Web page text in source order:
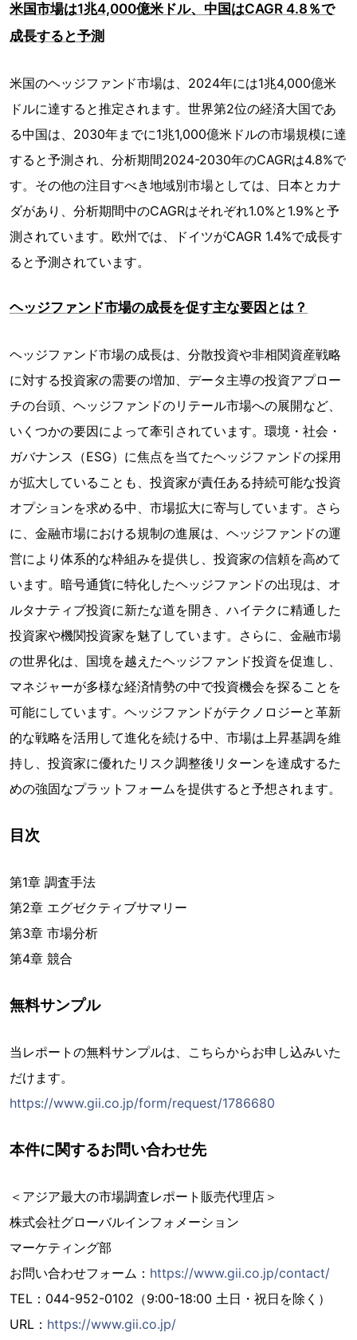
米国市場は1兆4,000億米ドル、中国はCAGR 4.8％で
成長すると予測
米国のヘッジファンド市場は、2024年には1兆4,000億米
ドルに達すると推定されます。世界第2位の経済大国であ
る中国は、2030年までに1兆1,000億米ドルの市場規模に達
すると予測され、分析期間2024-2030年のCAGRは4.8%で
す。その他の注目すべき地域別市場としては、日本とカナ
ダがあり、分析期間中のCAGRはそれぞれ1.0%と1.9%と予
測されています。欧州では、ドイツがCAGR 1.4%で成長す
ると予測されています。
ヘッジファンド市場の成長を促す主な要因とは？
ヘッジファンド市場の成長は、分散投資や非相関資産戦略
に対する投資家の需要の増加、データ主導の投資アプロー
チの台頭、ヘッジファンドのリテール市場への展開など、
いくつかの要因によって牽引されています。環境・社会・
ガバナンス（ESG）に焦点を当てたヘッジファンドの採用
が拡大していることも、投資家が責任ある持続可能な投資
オプションを求める中、市場拡大に寄与しています。さら
に、金融市場における規制の進展は、ヘッジファンドの運
営により体系的な枠組みを提供し、投資家の信頼を高めて
います。暗号通貨に特化したヘッジファンドの出現は、オ
ルタナティブ投資に新たな道を開き、ハイテクに精通した
投資家や機関投資家を魅了しています。さらに、金融市場
の世界化は、国境を越えたヘッジファンド投資を促進し、
マネジャーが多様な経済情勢の中で投資機会を探ることを
可能にしています。ヘッジファンドがテクノロジーと革新
的な戦略を活用して進化を続ける中、市場は上昇基調を維
持し、投資家に優れたリスク調整後リターンを達成するた
めの強固なプラットフォームを提供すると予想されます。
目次
第1章 調査手法
第2章 エグゼクティブサマリー
第3章 市場分析
第4章 競合
無料サンプル
当レポートの無料サンプルは、こちらからお申し込みいた
だけます。
https://www.gii.co.jp/form/request/1786680
本件に関するお問い合わせ先
＜アジア最大の市場調査レポート販売代理店＞
株式会社グローバルインフォメーション
マーケティング部
お問い合わせフォーム： https://www.gii.co.jp/contact/
TEL：044-952-0102（9:00-18:00 土日・祝日を除く）
URL： https://www.gii.co.jp/